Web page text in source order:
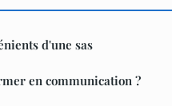
d'une sas
en communication ?